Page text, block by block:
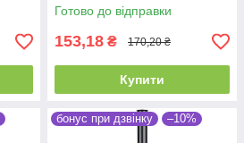
Готово до відправки
153,18 ₴ 170,20 ₴
Купити
бонус при дзвінку –10%